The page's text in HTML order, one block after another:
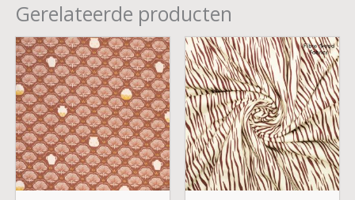
Gerelateerde producten